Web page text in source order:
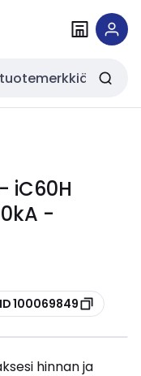
- iC60H
-
100069849
hinnan ja